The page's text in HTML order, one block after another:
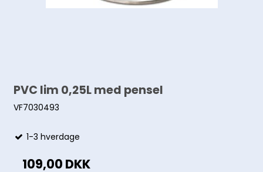
PVC lim 0,25L med pensel
VF7030493
1-3 hverdage
109,00 DKK